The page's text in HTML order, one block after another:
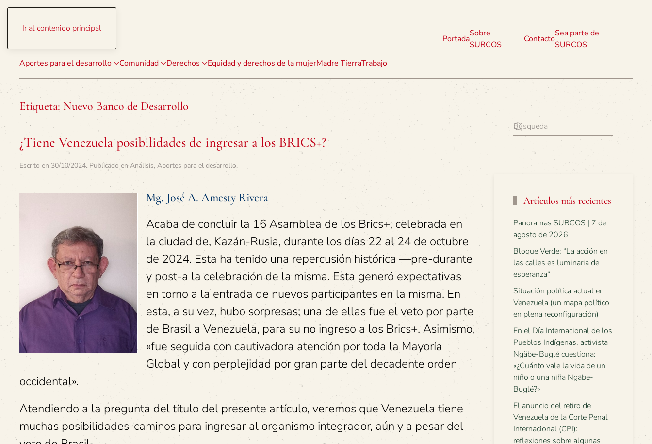
Ir al contenido principal
Aportes para el desarrollo Comunidad Derechos Equidad y derechos de la mujerMadre TierraTrabajo
Portada
Sobre
SURCOS
Contacto
Sea parte de
SURCOS
Etiqueta: Nuevo Banco de Desarrollo
¿Tiene Venezuela posibilidades de ingresar a los BRICS+?
Escrito en 30/10/2024. Publicado en Análisis, Aportes para el desarrollo.
Mg. José A. Amesty Rivera
Acaba de concluir la 16 Asamblea de los Brics+, celebrada en
la ciudad de, Kazán-Rusia, durante los días 22 al 24 de octubre
de 2024. Esta ha tenido una repercusión histórica —pre-durante
y post-a la celebración de la misma. Esta generó expectativas
en torno a la entrada de nuevos participantes en la misma. En
esta, a su vez, hubo sorpresas; una de ellas fue el veto por parte
de Brasil a Venezuela, para su no ingreso a los Brics+. Asimismo,
«fue seguida con cautivadora atención por toda la Mayoría
Global y con perplejidad por gran parte del decadente orden
occidental».
Atendiendo a la pregunta del título del presente artículo, veremos que Venezuela tiene
muchas posibilidades-caminos para ingresar al organismo integrador, aún y a pesar del
Artículos más recientes
Panoramas SURCOS | 7 de
agosto de 2026
Bloque Verde: “La acción en
las calles es luminaria de
esperanza”
Situación política actual en
Venezuela (un mapa político
en plena reconfiguración)
En el Día Internacional de los
Pueblos Indígenas, activista
Ngäbe-Buglé cuestiona:
«¿Cuánto vale la vida de un
niño o una niña Ngäbe-
Buglé?»
El anuncio del retiro de
Venezuela de la Corte Penal
Internacional (CPI):
reflexiones sobre algunas